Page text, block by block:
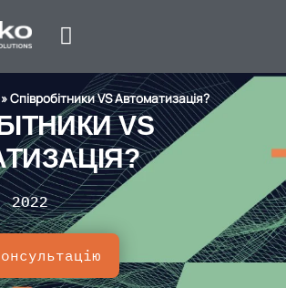
»Співробітники VS Автоматизація?
VS
2022